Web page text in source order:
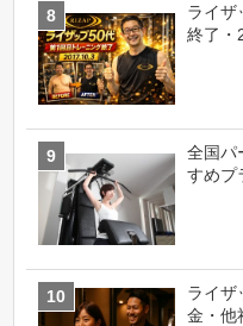
ライ
終了・
全国パ
すめプ
ライザ
金・他